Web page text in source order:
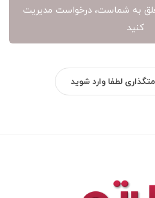
به شماست، درخواست مدیریت
کنید
لطفا وارد شوید